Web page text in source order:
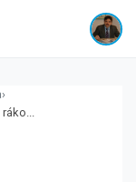
›